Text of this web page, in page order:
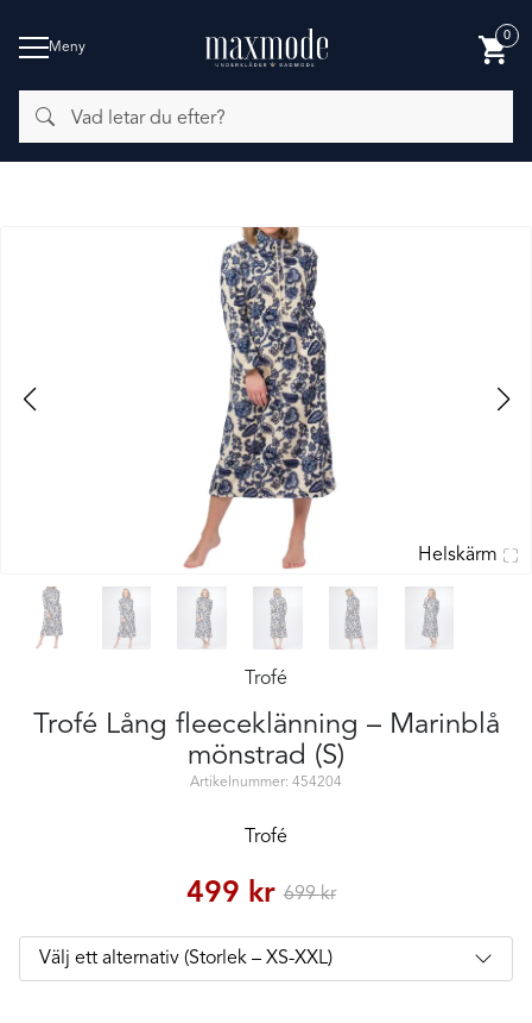
Meny
letar
du
efter?
0
BADMODE
Helskärm
Trofé
Trofé Lång fleeceklänning – Marinblå
mönstrad (S)
Artikelnummer: 454204
Trofé
499 kr 699kr